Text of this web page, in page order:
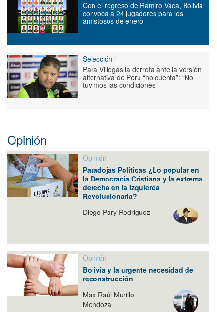
Con el regreso de Ramiro Vaca, Bolivia
convoca a 24 jugadores para los
amistosos de enero
Selección
Para Villegas la derrota ante la versión
alternativa de Perú “no cuenta”: “No
tuvimos las condiciones”
Opinión
Opinión
Paradojas Políticas ¿Lo popular en
la Democracia Cristiana y la extrema
derecha en la Izquierda
Revolucionaria?
Diego Pary Rodriguez
Opinión
Bolivia y la urgente necesidad de
reconstrucción
Max Raúl Murillo
Mendoza